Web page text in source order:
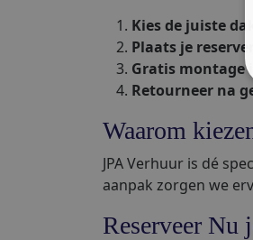
Kies de juiste
Plaats je
Gratis montage
Retourneer na
Waarom
JPA Verhuur is dé
aanpak zorgen we
Reserveer Nu